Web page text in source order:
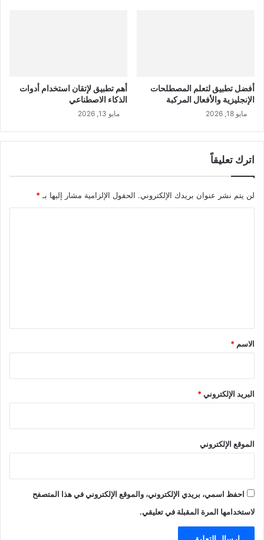
أفضل تطبيق لتعلم المصطلحات
الإنجليزية والأفعال المركبة
مايو 18, 2026
أهم تطبيق لإتقان استخدام أدوات
الذكاء الاصطناعي
مايو 13, 2026
اترك تعليقاً
لن يتم نشر عنوان بريدك الإلكتروني. الحقول الإلزامية مشار إليها بـ*
*
الاسم *
البريد الإلكتروني*
الموقع الإلكتروني
احفظ اسمي، بريدي الإلكتروني، والموقع الإلكتروني في هذا المتصفح
لاستخدامها المرة المقبلة في تعليقي.